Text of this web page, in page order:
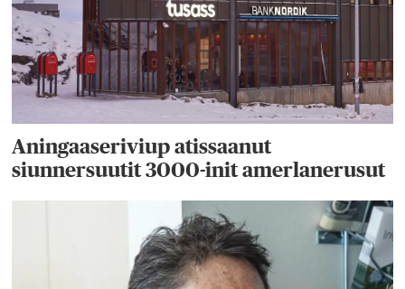
Aningaaseriviup atissaanut
siunnersuutit 3000-init amerlanerusut